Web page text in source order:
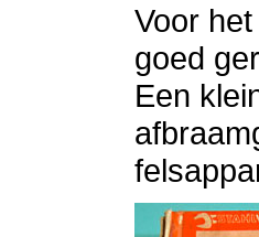
Voor
goed
Een